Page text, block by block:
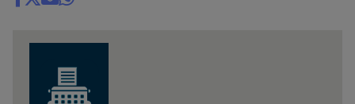
Share